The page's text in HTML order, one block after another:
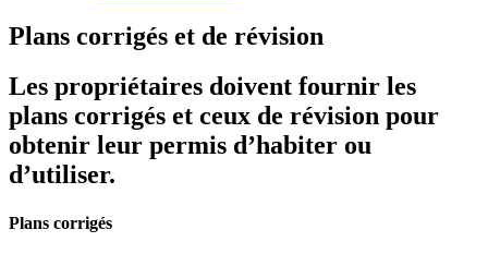
Plans corrigés et de révision
Les propriétaires doivent fournir les
plans corrigés et ceux de révision pour
obtenir leur permis d’habiter ou
d’utiliser.
Plans corrigés